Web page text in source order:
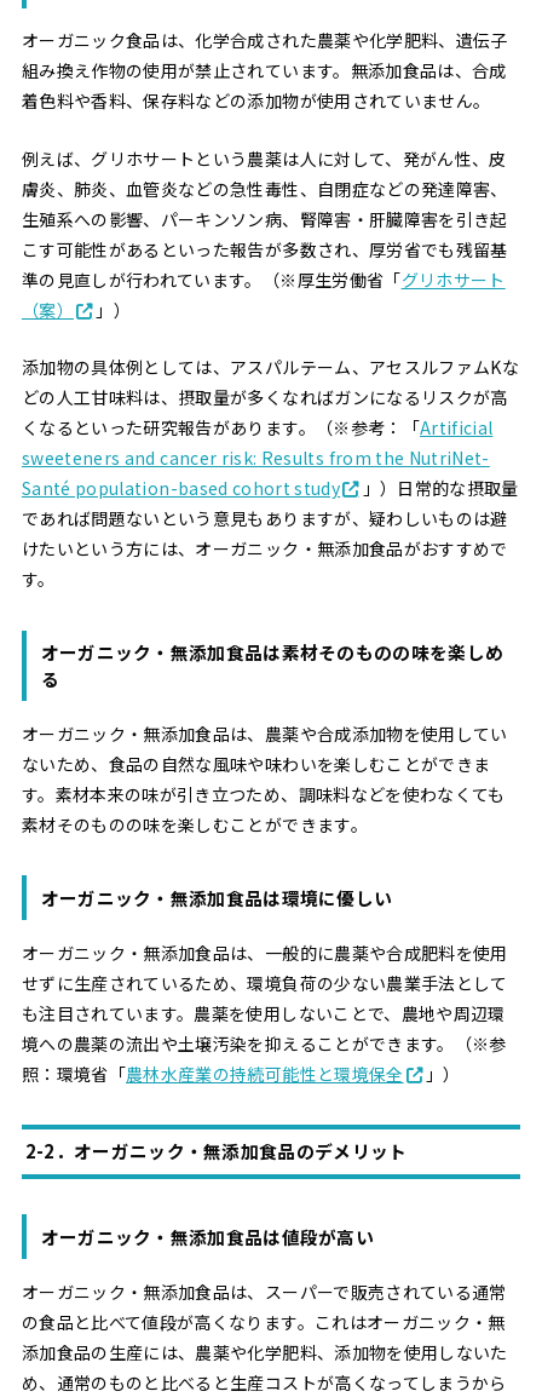
オーガニック食品は、化学合成された農薬や化学肥料、遺伝子
組み換え作物の使用が禁止されています。無添加食品は、合成
着色料や香料、保存料などの添加物が使用されていません。
例えば、グリホサートという農薬は人に対して、発がん性、皮
膚炎、肺炎、血管炎などの急性毒性、自閉症などの発達障害、
生殖系への影響、パーキンソン病、腎障害・肝臓障害を引き起
こす可能性があるといった報告が多数され、厚労省でも残留基
準の見直しが行われています。（※厚生労働省「グリホサート
（案）
」）
添加物の具体例としては、アスパルテーム、アセスルファムKな
どの人工甘味料は、摂取量が多くなればガンになるリスクが高
くなるといった研究報告があります。（※参考：「Artificial
sweeteners and cancer risk: Results from the NutriNet-
Santé population-based cohort study
」）日常的な摂取量
であれば問題ないという意見もありますが、疑わしいものは避
けたいという方には、オーガニック・無添加食品がおすすめで
す。
オーガニック・無添加食品は素材そのものの味を楽しめ
る
オーガニック・無添加食品は、農薬や合成添加物を使用してい
ないため、食品の自然な風味や味わいを楽しむことができま
す。素材本来の味が引き立つため、調味料などを使わなくても
素材そのものの味を楽しむことができます。
オーガニック・無添加食品は環境に優しい
オーガニック・無添加食品は、一般的に農薬や合成肥料を使用
せずに生産されているため、環境負荷の少ない農業手法として
も注目されています。農薬を使用しないことで、農地や周辺環
境への農薬の流出や土壌汚染を抑えることができます。（※参
照：環境省「農林水産業の持続可能性と環境保全 」）
2-2．オーガニック・無添加食品のデメリット
オーガニック・無添加食品は値段が高い
オーガニック・無添加食品は、スーパーで販売されている通常
の食品と比べて値段が高くなります。これはオーガニック・無
添加食品の生産には、農薬や化学肥料、添加物を使用しないた
め、通常のものと比べると生産コストが高くなってしまうから